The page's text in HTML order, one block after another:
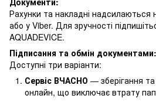
Рахунки та накладні надсилаються
або у Viber. Для зручності
AQUADEVICE.
Підписання та обмін документами:
Доступні три варіанти:
Сервіс ВЧАСНО — зберігання
онлайн, що виключає втрату